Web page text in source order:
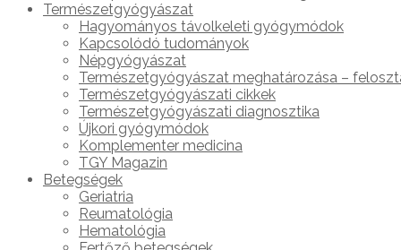
Természetgyógyászat
Hagyományos távolkeleti gyógymódok
Kapcsolódó tudományok
Népgyógyászat
Természetgyógyászat meghatározása –
Természetgyógyászati cikkek
Természetgyógyászati diagnosztika
Újkori gyógymódok
Komplementer medicina
TGY Magazin
Betegségek
Geriatria
Reumatológia
Hematológia